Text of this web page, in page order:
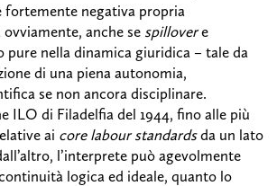
fortemente negativa propria
anche se spillovere
nella dinamica giuridica – tale da
di una piena autonomia,
se non ancora disciplinare.
ILO di Filadelfia del 1944, fino alle più
ai core labour standardsda un lato
l’interprete può agevolmente
logica ed ideale, quanto lo